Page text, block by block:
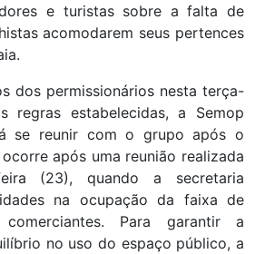
e turistas sobre a falta de
acomodarem seus pertences
dos permissionários nesta terça-
regras estabelecidas, a Semop
se reunir com o grupo após o
após uma reunião realizada
(23), quando a secretaria
na ocupação da faixa de
Para garantir a
no uso do espaço público, a